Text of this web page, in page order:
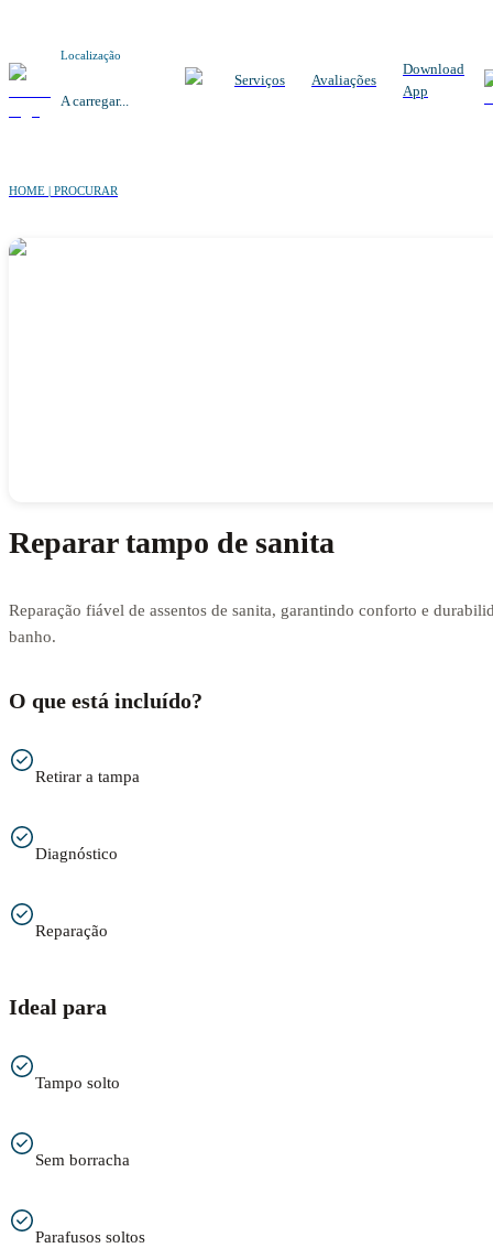
Localização
A carregar...
Serviços Avaliações
Download
App
HOME | PROCURAR
Reparar tampo de sanita
Reparação fiável de assentos de sanita, garantindo conforto e
banho.
O que está incluído?
Retirar a tampa
Diagnóstico
Reparação
Ideal para
Tampo solto
Sem borracha
Parafusos soltos